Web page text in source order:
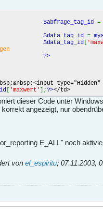
=
$data_tag_id =
$data_tag_id
?>
'maxwert' ];?></td>
dieser Code unter
angezeigt, nur
E_ALL" noch
von el_espiritu; 07.11.2003,